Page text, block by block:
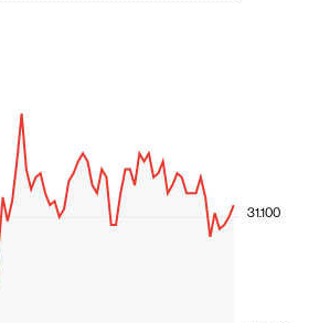
31.100